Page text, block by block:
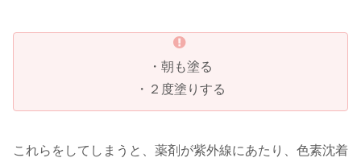
・朝も塗る
・２度塗りする
これらをしてしまうと、薬剤が紫外線にあたり、色素沈着